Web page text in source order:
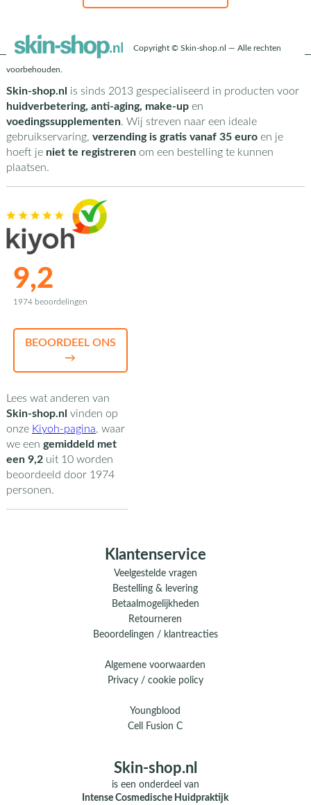
Copyright © Skin-shop.nl — Alle rechten
voorbehouden.
Skin-shop.nl is sinds 2013 gespecialiseerd in producten voor
huidverbetering, anti-aging, make-upen
voedingssupplementen. Wij streven naar een ideale
gebruikservaring, verzending is gratis vanaf 35 euroen je
hoeft je niet te registrerenom een bestelling te kunnen
plaatsen.
9,2
1974 beoordelingen
BEOORDEEL ONS
→
Lees wat anderen van
Skin-shop.nl vinden op
onze Kiyoh-pagina, waar
we een gemiddeld met
een 9,2uit 10worden
beoordeeld door 1974
personen.
Klantenservice
Veelgestelde vragen
Bestelling & levering
Betaalmogelijkheden
Retourneren
Beoordelingen / klantreacties
Algemene voorwaarden
Privacy / cookie policy
Youngblood
Cell Fusion C
Skin-shop.nl
is een onderdeel van
Intense Cosmedische Huidpraktijk